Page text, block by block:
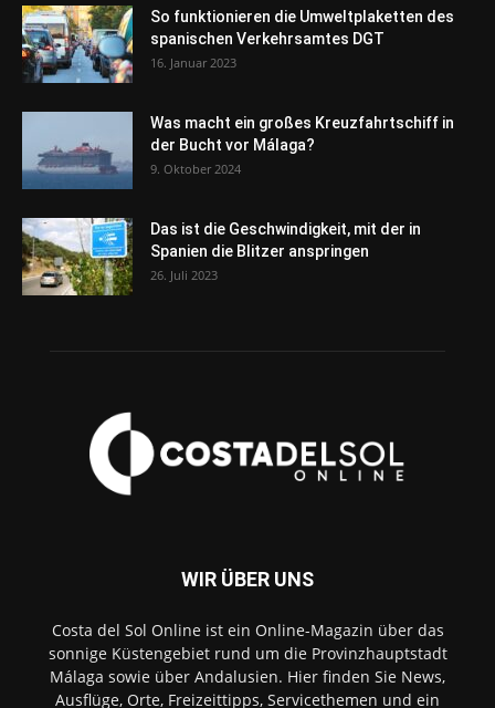
So funktionieren die Umweltplaketten des
spanischen Verkehrsamtes DGT
16. Januar 2023
Was macht ein großes Kreuzfahrtschiff in
der Bucht vor Málaga?
9. Oktober 2024
Das ist die Geschwindigkeit, mit der in
Spanien die Blitzer anspringen
26. Juli 2023
WIR ÜBER UNS
Costa del Sol Online ist ein Online-Magazin über das
sonnige Küstengebiet rund um die Provinzhauptstadt
Málaga sowie über Andalusien. Hier finden Sie News,
Ausflüge, Orte, Freizeittipps, Servicethemen und ein